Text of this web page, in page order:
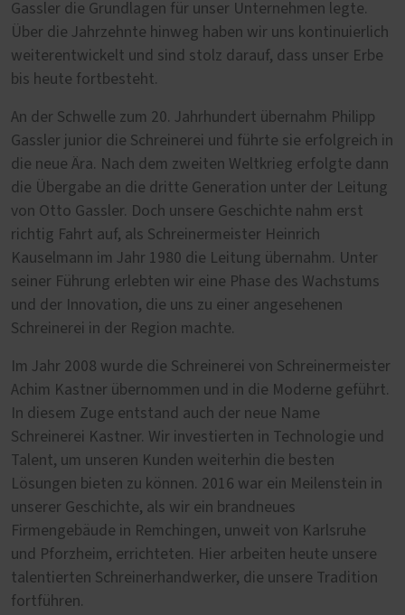
Gassler die Grundlagen für unser Unternehmen legte.
Über die Jahrzehnte hinweg haben wir uns kontinuierlich
weiterentwickelt und sind stolz darauf, dass unser Erbe
bis heute fortbesteht.
An der Schwelle zum 20. Jahrhundert übernahm Philipp
Gassler junior die Schreinerei und führte sie erfolgreich in
die neue Ära. Nach dem zweiten Weltkrieg erfolgte dann
die Übergabe an die dritte Generation unter der Leitung
von Otto Gassler. Doch unsere Geschichte nahm erst
richtig Fahrt auf, als Schreinermeister Heinrich
Kauselmann im Jahr 1980 die Leitung übernahm. Unter
seiner Führung erlebten wir eine Phase des Wachstums
und der Innovation, die uns zu einer angesehenen
Schreinerei in der Region machte.
Im Jahr 2008 wurde die Schreinerei von Schreinermeister
Achim Kastner übernommen und in die Moderne geführt.
In diesem Zuge entstand auch der neue Name
Schreinerei Kastner. Wir investierten in Technologie und
Talent, um unseren Kunden weiterhin die besten
Lösungen bieten zu können. 2016 war ein Meilenstein in
unserer Geschichte, als wir ein brandneues
Firmengebäude in Remchingen, unweit von Karlsruhe
und Pforzheim, errichteten. Hier arbeiten heute unsere
talentierten Schreinerhandwerker, die unsere Tradition
fortführen.